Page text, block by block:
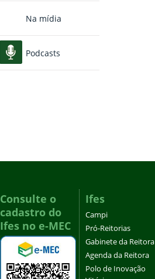
Na mídia
Podcasts
Consulte o
cadastro do
Ifes no e-MEC
Ifes
Campi
Pró-Reitorias
Gabinete da Reitora
Agenda da Reitora
Polo de Inovação